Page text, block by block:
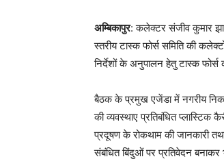
अम्बिकापुर: कलेक्टर संजीव कुमार
स्तरीय टास्क फोर्स समिति की
निर्देशों के अनुपालन हेतु टास्क
बैठक के प्रमुख एजेंडा में नगरीय
की व्यवस्थाए प्रतिबंधित प्लास्टिक
प्रदूषण के रोकथाम की जानकारी
संबंधित बिंदुओं पर प्रतिवेदन